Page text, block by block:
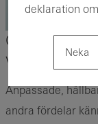
Översikt
Anpassade,
andra fördelar
deklaration
Neka